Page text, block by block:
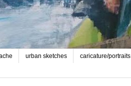
urban sketches caricature/portraits